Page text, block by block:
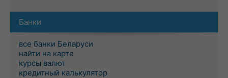
Банки
все банки Беларуси
найти на карте
курсы валют
кредитный калькулятор